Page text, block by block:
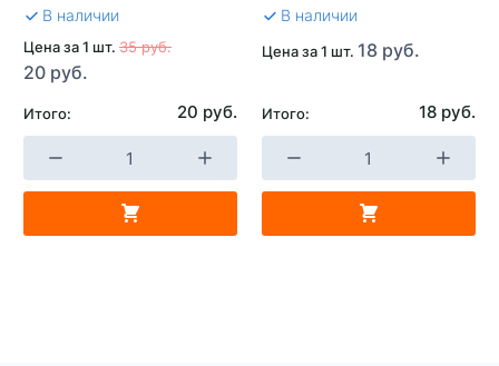
В наличии
Цена за 1 шт. 35 руб.
20 руб.
Итого: 20 руб.
В наличии
Цена за 1 шт. 18 руб.
Итого: 18 руб.